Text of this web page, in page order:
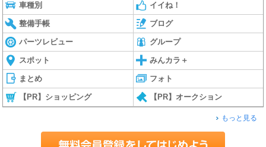
車種別 イイね！
整備手帳 ブログ
パーツレビュー グループ
スポット みんカラ＋
まとめ フォト
【PR】ショッピング 【PR】オークション
もっと見る